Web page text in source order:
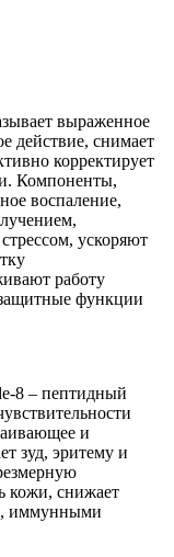
выраженное
действие, снимает
корректирует
Компоненты,
воспаление,
ускоряют
работу
функции
8 – пептидный
и
зуд, эритему и
кожи, снижает
иммунными